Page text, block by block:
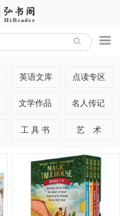
ꄙ 끀
英语文库
名人传记
点读专区
艺 术
文学作品
工 具 书